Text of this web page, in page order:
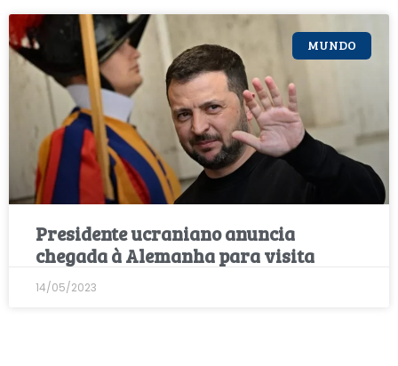
MUNDO
Presidente ucraniano anuncia
chegada à Alemanha para visita
14/05/2023